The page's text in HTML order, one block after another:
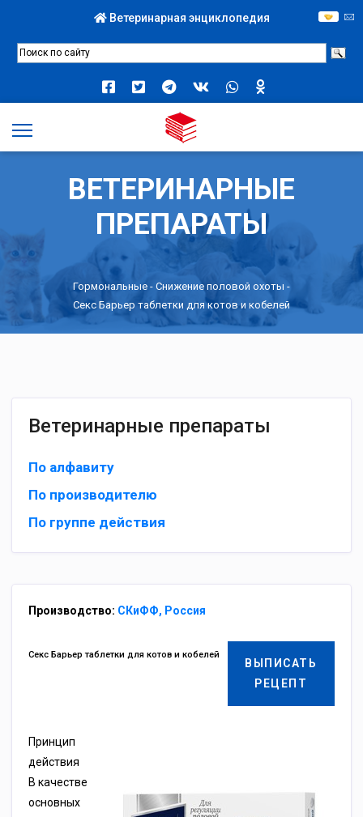
Ветеринарная энциклопедия
ВЕТЕРИНАРНЫЕ
ПРЕПАРАТЫ
Гормональные - Снижение половой охоты -
Секс Барьер таблетки для котов и кобелей
Ветеринарные препараты
По алфавиту
По производителю
По группе действия
Производство: СКиФФ, Россия
ВЫПИСАТЬ
РЕЦЕПТ
Секс Барьер таблетки для котов и кобелей
Принцип
действия
В качестве
основных